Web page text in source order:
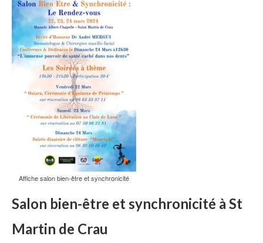
Affiche salon bien-être et synchronicité
Salon bien-être et synchronicité à St
Martin de Crau